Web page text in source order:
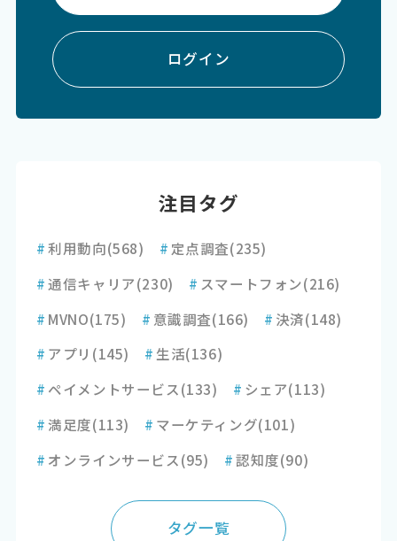
ログイン
注目タグ
#利用動向(568) # 定点調査(235)
#通信キャリア(230) # スマートフォン(216)
# MVNO(175) # 意識調査(166) # 決済(148)
# アプリ (145) # 生活(136)
# ペイメントサービス(133) # シェア(113)
#満足度(113) # マーケティング(101)
# オンラインサービス(95) #認知度(90)
タグ一覧